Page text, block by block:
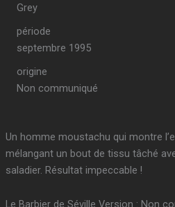
Grey
période
septembre 1995
origine
Non communiqué
Un homme moustachu qui montre
mélangant un bout de tissu tâché
saladier. Résultat impeccable !
Le Barbier de Séville Version : Non